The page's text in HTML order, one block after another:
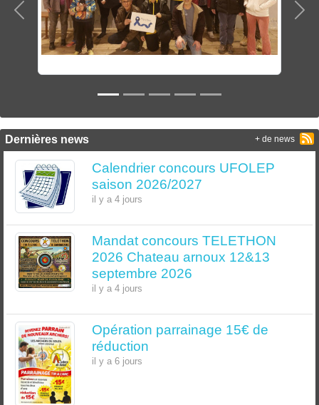
Précedent
Dernières news
Calendrier concours UFOLEP
saison 2026/2027
il y a 4 jours
Mandat concours TELETHON
2026 Chateau arnoux 12&13
septembre 2026
il y a 4 jours
Opération parrainage 15€ de
réduction
il y a 6 jours
+ de news